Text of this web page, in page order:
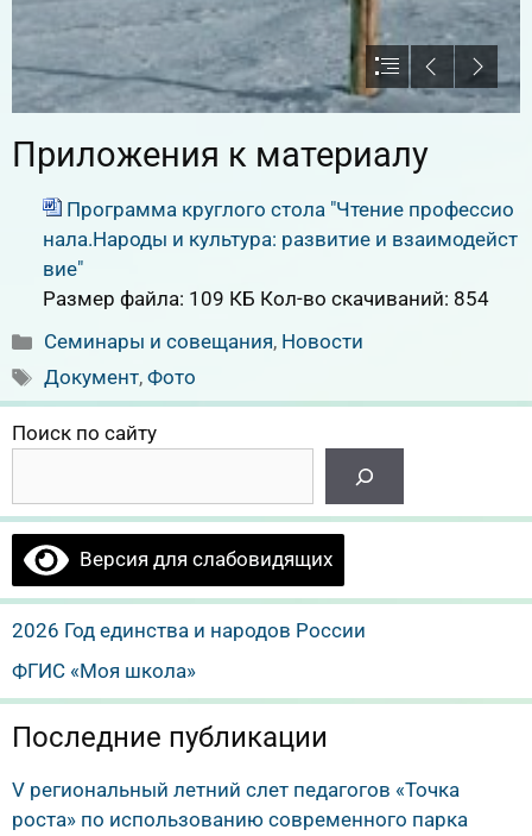
Приложения к материалу
Программа круглого стола "Чтение профессио
нала.Народы и культура: развитие и взаимодейст
вие"
Размер файла: 109 КБ Кол-во скачиваний: 854
Рубрики
Семинары и совещания, Новости
Метки
Документ,Фото
Поиск по сайту
Версия для слабовидящих
2026 Год единства и народов России
ФГИС «Моя школа»
Последние публикации
V региональный летний слет педагогов «Точка
роста» по использованию современного парка